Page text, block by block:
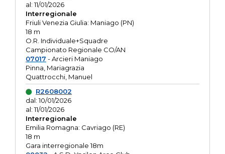
al: 11/01/2026
Interregionale
Friuli Venezia Giulia: Maniago (PN)
18 m
O.R. Individuale+Squadre
Campionato Regionale CO/AN
07017 - Arcieri Maniago
Pinna, Mariagrazia
Quattrocchi, Manuel
R2608002
dal: 10/01/2026
al: 11/01/2026
Interregionale
Emilia Romagna: Cavriago (RE)
18 m
Gara interregionale 18m